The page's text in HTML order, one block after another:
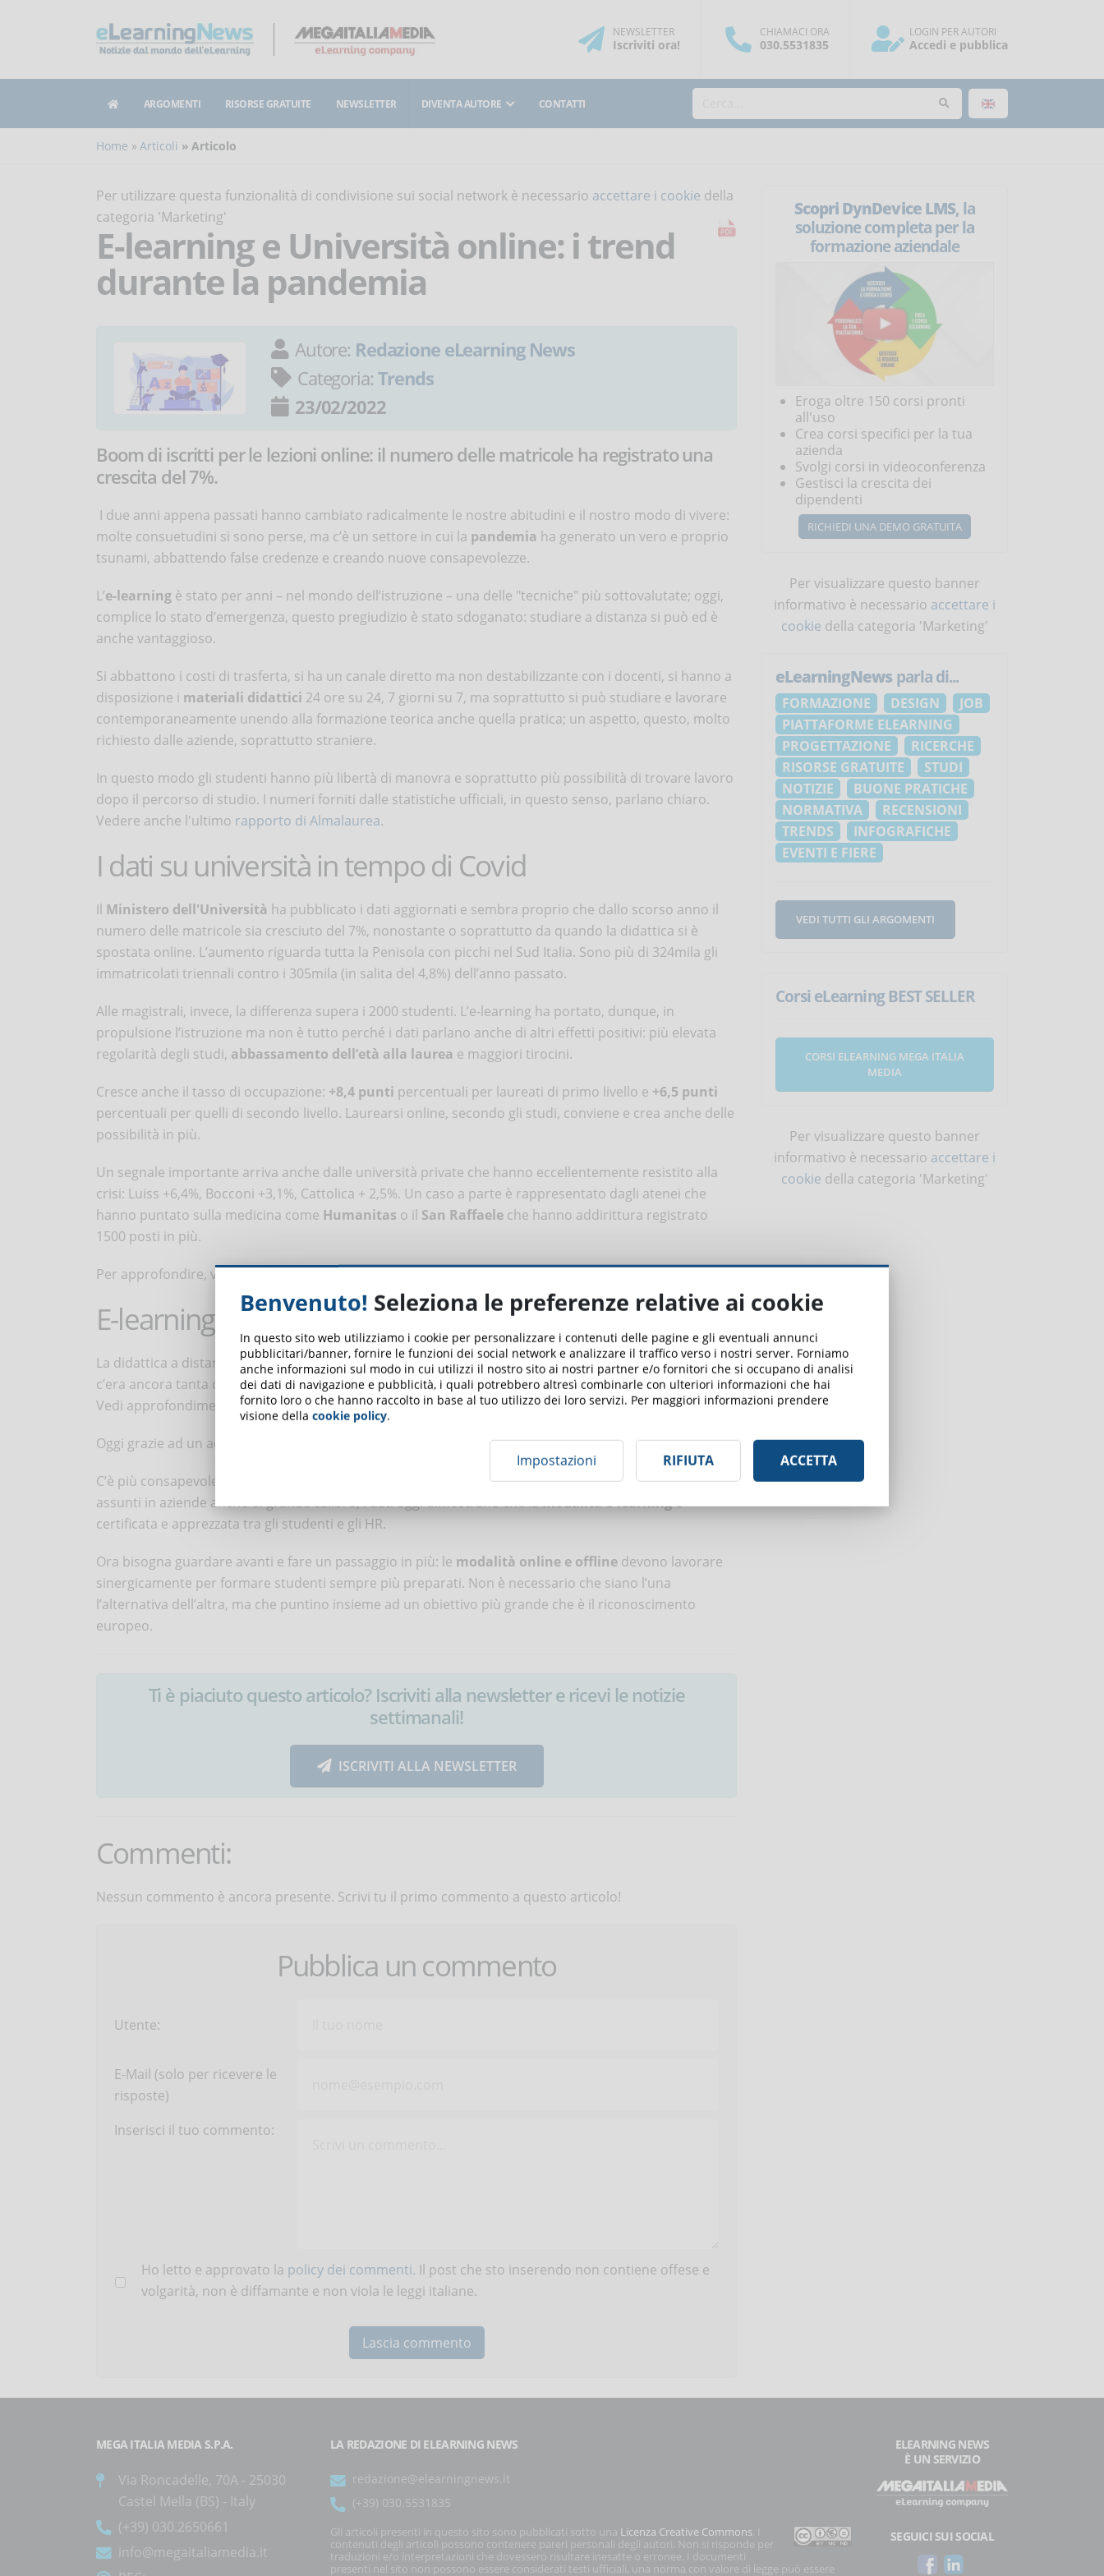
NEWSLETTER
Iscriviti ora!
CHIAMACI ORA
030.5531835
LOGIN PER AUTORI
Accedi e pubblica
ARGOMENTI RISORSE GRATUITE NEWSLETTER DIVENTA AUTORE CONTATTI
Home Articoli Articolo
Per utilizzare questa funzionalità di condivisione sui social network è necessario accettare i cookie della
categoria 'Marketing'
E-learning e Università online: i trend
durante la pandemia
Autore: Redazione eLearning News
Categoria:Trends
23/02/2022
Boom di iscritti per le lezioni online: il numero delle matricole ha registrato una
crescita del 7%.
I due anni appena passati hanno cambiato radicalmente le nostre abitudini e il nostro modo di vivere:
molte consuetudini si sono perse, ma c’è un settore in cui la pandemia ha generato un vero e proprio
tsunami, abbattendo false credenze e creando nuove consapevolezze.
L’e-learning è stato per anni – nel mondo dell’istruzione – una delle "tecniche" più sottovalutate; oggi,
complice lo stato d’emergenza, questo pregiudizio è stato sdoganato: studiare a distanza si può ed è
anche vantaggioso.
Si abbattono i costi di trasferta, si ha un canale diretto ma non destabilizzante con i docenti, si hanno a
disposizione i materiali didattici 24 ore su 24, 7 giorni su 7, ma soprattutto si può studiare e lavorare
contemporaneamente unendo alla formazione teorica anche quella pratica; un aspetto, questo, molto
richiesto dalle aziende, soprattutto straniere.
In questo modo gli studenti hanno più libertà di manovra e soprattutto più possibilità di trovare lavoro
dopo il percorso di studio. I numeri forniti dalle statistiche ufficiali, in questo senso, parlano chiaro.
Vedere anche l'ultimo rapporto di Almalaurea.
I dati su università in tempo di Covid
Il Ministero dell'Università ha pubblicato i dati aggiornati e sembra proprio che dallo scorso anno il
numero delle matricole sia cresciuto del 7%, nonostante o soprattutto da quando la didattica si è
spostata online. L’aumento riguarda tutta la Penisola con picchi nel Sud Italia. Sono più di 324mila gli
immatricolati triennali contro i 305mila (in salita del 4,8%) dell’anno passato.
Alle magistrali, invece, la differenza supera i 2000 studenti. L’e-learning ha portato, dunque, in
propulsione l’istruzione ma non è tutto perché i dati parlano anche di altri effetti positivi: più elevata
regolarità degli studi, abbassamento dell’età alla laurea e maggiori tirocini.
Cresce anche il tasso di occupazione: +8,4 punti percentuali per laureati di primo livello e +6,5 punti
percentuali per quelli di secondo livello. Laurearsi online, secondo gli studi, conviene e crea anche delle
possibilità in più.
Un segnale importante arriva anche dalle università private che hanno eccellentemente resistito alla
crisi: Luiss +6,4%, Bocconi +3,1%, Cattolica + 2,5%. Un caso a parte è rappresentato dagli atenei che
hanno puntato sulla medicina come Humanitas o il San Raffaele che hanno addirittura registrato
1500 posti in più.
Per approfondire, vedere anche questo contributo
E-learning e il ruolo delle università telematiche
La didattica a distanza esisteva già ben prima del Covid-19: le università telematiche proliferavano ma
c’era ancora tanta diffidenza.
Vedi approfondimento sulleuniversità online riconosciute dal Miur
Oggi grazie ad un adeguamento forzato da parte delle università tradizionali, il quadro è cambiato.
C’è più consapevolezza e, unita al fatto che i titoli sono validi per sostenere concorsi pubblici ed essere
assunti in aziende anche di grande calibro, i dati oggi dimostrano che lamodalità e-learningè
certificata e apprezzata tra gli studenti e gli HR.
Ora bisogna guardare avanti e fare un passaggio in più: le modalità online e offline devono lavorare
sinergicamente per formare studenti sempre più preparati. Non è necessario che siano l’una
l’alternativa dell’altra, ma che puntino insieme ad un obiettivo più grande che è il riconoscimento
europeo.
Ti è piaciuto questo articolo? Iscriviti alla newsletter e ricevi le notizie
settimanali!
ISCRIVITI ALLA NEWSLETTER
Commenti:
Nessun commento è ancora presente. Scrivi tu il primo commento a questo articolo!
Pubblica un commento
Utente:
E-Mail (solo per ricevere le
risposte)
Inserisci il tuo commento:
Ho letto e approvato la policy dei commenti. Il post che sto inserendo non contiene offese e
volgarità, non è diffamante e non viola le leggi italiane.
Scopri DynDevice LMS, la
soluzione completa per la
formazione aziendale
Eroga oltre 150 corsi pronti
all'uso
Crea corsi specifici per la tua
azienda
Svolgi corsi in videoconferenza
Gestisci la crescita dei
dipendenti
RICHIEDI UNA DEMO GRATUITA
Per visualizzare questo banner
informativo è necessario accettare i
cookie della categoria 'Marketing'
eLearningNews parla di...
FORMAZIONE DESIGN
JOB
PIATTAFORME ELEARNING
PROGETTAZIONE
RICERCHE
RISORSE GRATUITE
STUDI
NOTIZIE
BUONE PRATICHE
NORMATIVA
RECENSIONI
TRENDS
INFOGRAFICHE
EVENTI E FIERE
VEDI TUTTI GLI ARGOMENTI
Corsi eLearning BEST SELLER
CORSI ELEARNING MEGA ITALIA
MEDIA
Per visualizzare questo banner
informativo è necessario accettare i
cookie della categoria 'Marketing'
MEGA ITALIA MEDIA S.P.A.
Via Roncadelle, 70A - 25030
Castel Mella (BS) - Italy
(+39) 030.2650661
info@megaitaliamedia.it
LA REDAZIONE DI ELEARNING NEWS
redazione@elearningnews.it
(+39) 030.5531835
Gli articoli presenti in questo sito sono pubblicati sotto una Licenza Creative Commons
contenuti degli articoli possono contenere pareri personali degli autori. Non si risponde per
traduzioni e/o interpretazioni che dovessero risultare inesatte o erronee. I documenti
presenti nel sito non possono essere considerati testi ufficiali, una norma con valore di legge può essere
ELEARNING NEWS
È UN SERVIZIO
SEGUICI SUI SOCIAL
Benvenuto! Seleziona le preferenze relative ai cookie
In questo sito web utilizziamo i cookie per personalizzare i contenuti delle pagine e gli eventuali annunci
pubblicitari/banner, fornire le funzioni dei social network e analizzare il traffico verso i nostri server. Forniamo
anche informazioni sul modo in cui utilizzi il nostro sito ai nostri partner e/o fornitori che si occupano di analisi
dei dati di navigazione e pubblicità, i quali potrebbero altresì combinarle con ulteriori informazioni che hai
fornito loro o che hanno raccolto in base al tuo utilizzo dei loro servizi. Per maggiori informazioni prendere
visione della cookie policy.
Impostazioni RIFIUTA ACCETTA